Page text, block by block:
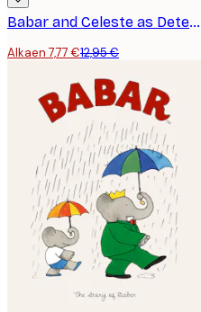
Babar and Celeste as Detectives Juliste
Alkaen 7,77 €12,95 €